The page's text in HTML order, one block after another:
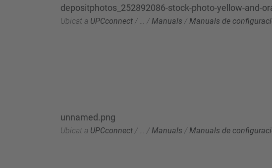
depositphotos_252892086-stock-photo-yellow-and-
Ubicat a UPCconnect / … /Manuals /Manuals de
unnamed.png
Ubicat a UPCconnect / / Manuals / Manuals de